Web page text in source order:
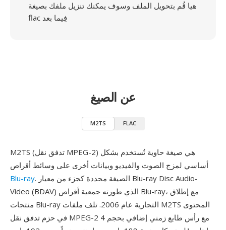
هيا قُم بتحويل الملف وسوف يمكنك تنزيل ملفك بصيغة
flac فِيما بعد
عن الصيغ
M2TS FLAC
M2TS (تدفق نقل MPEG-2) هي صيغة حاوية تُستخدم بشكل
أساسي لمزج الصوت والفيديو وبيانات أخرى على وسائط أقراص
Blu-ray. الصيغة محددة كجزء من معيار Blu-ray Disc Audio-
Video (BDAV) الذي طورته جمعية أقراص Blu-ray، مع إطلاق
منتجات Blu-ray التجارية عام 2006. تلف ملفات M2TS المحتوى
في حزم تدفق نقل MPEG-2 مع رأس طابع زمني إضافي بحجم 4